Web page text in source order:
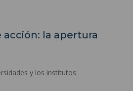
acción: la apertura
y los institutos: